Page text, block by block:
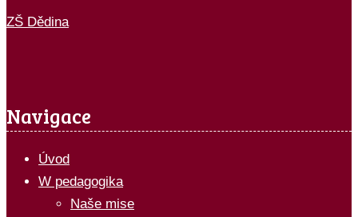
ZŠ Dědina
Navigace
Úvod
W pedagogika
Naše mise